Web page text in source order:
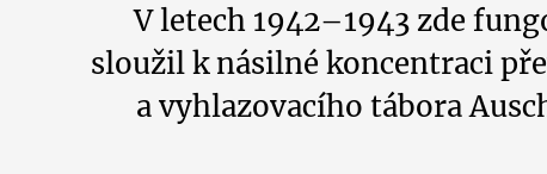
V letech 1942–1943 zde
sloužil k násilné koncentraci
a vyhlazovacího tábora